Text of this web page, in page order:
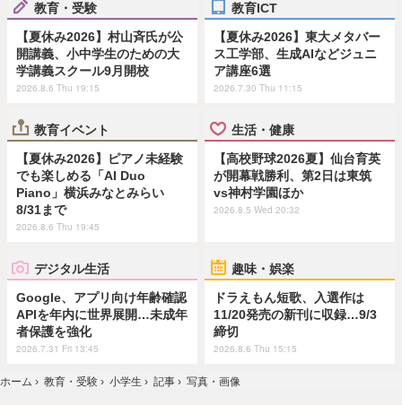
教育・受験
【夏休み2026】村山斉氏が公
開講義、小中学生のための大
学講義スクール9月開校
2026.8.6 Thu 19:15
教育ICT
【夏休み2026】東大メタバー
ス工学部、生成AIなどジュニ
ア講座6選
2026.7.30 Thu 11:15
教育イベント
【夏休み2026】ピアノ未経験
でも楽しめる「AI Duo
Piano」横浜みなとみらい
8/31まで
2026.8.6 Thu 19:45
生活・健康
【高校野球2026夏】仙台育英
が開幕戦勝利、第2日は東筑
vs神村学園ほか
2026.8.5 Wed 20:32
デジタル生活
Google、アプリ向け年齢確認
APIを年内に世界展開…未成年
者保護を強化
2026.7.31 Fri 13:45
趣味・娯楽
ドラえもん短歌、入選作は
11/20発売の新刊に収録…9/3
締切
2026.8.6 Thu 15:15
ホーム › 教育・受験 › 小学生 › 記事 › 写真・画像